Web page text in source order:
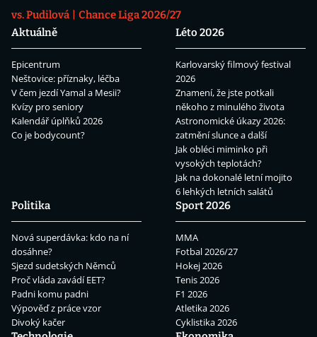
vs. Pudilová
Chance Liga 2026/27
Aktuálně
Epicentrum
Neštovice: příznaky, léčba
V čem jezdí Yamal a Mesii?
Kvízy pro seniory
Kalendář úplňků 2026
Co je bodycount?
Léto 2026
Karlovarský filmový festival
2026
Znamení, že jste potkali
někoho z minulého života
Astronomické úkazy 2026:
zatmění slunce a další
Jak obléci miminko při
vysokých teplotách?
Jak na dokonalé letní mojito
6 lehkých letních salátů
Politika
Nová superdávka: kdo na ní
dosáhne?
Sjezd sudetských Němců
Proč vláda zavádí EET?
Padni komu padni
Výpověď z práce vzor
Divoký kačer
Sport 2026
MMA
Fotbal 2026/27
Hokej 2026
Tenis 2026
F1 2026
Atletika 2026
Cyklistika 2026